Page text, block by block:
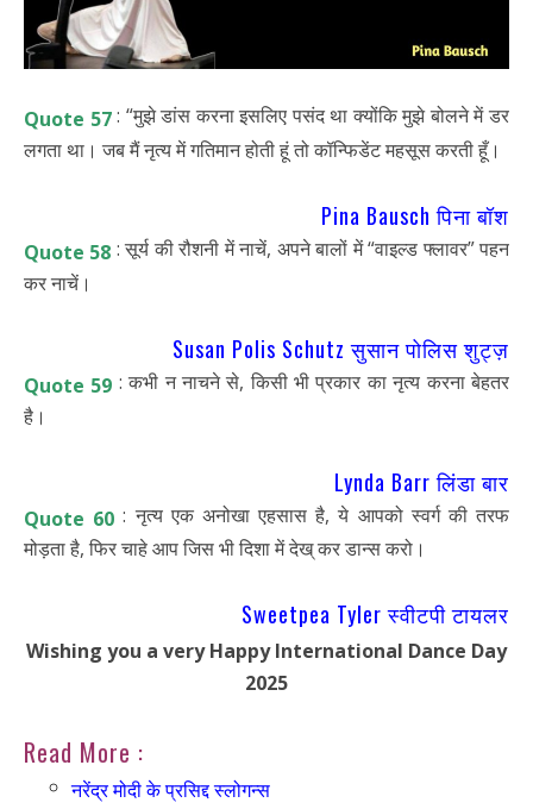
Quote 57: “मुझे डांस करना इसलिए पसंद था क्योंकि मुझे बोलने में डर
लगता था। जब मैं नृत्य में गतिमान होती हूं तो कॉन्फिडेंट महसूस करती हूँ।
Pina Bausch पिना बॉश
Quote 58 : सूर्य की रौशनी में नाचें, अपने बालों में “वाइल्ड फ्लावर” पहन
कर नाचें।
Susan Polis Schutz सुसान पोलिस शुट्ज़
Quote 59 : कभी न नाचने से, किसी भी प्रकार का नृत्य करना बेहतर
है।
Lynda Barr लिंडा बार
Quote 60 : नृत्य एक अनोखा एहसास है, ये आपको स्वर्ग की तरफ
मोड़ता है, फिर चाहे आप जिस भी दिशा में देख् कर डान्स करो।
Sweetpea Tyler स्वीटपी टायलर
Wishing you a very Happy International Dance Day
2025
Read More :
नरेंद्र मोदी के प्रसिद्द स्लोगन्स